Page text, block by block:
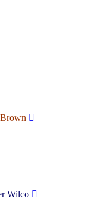
Wilco